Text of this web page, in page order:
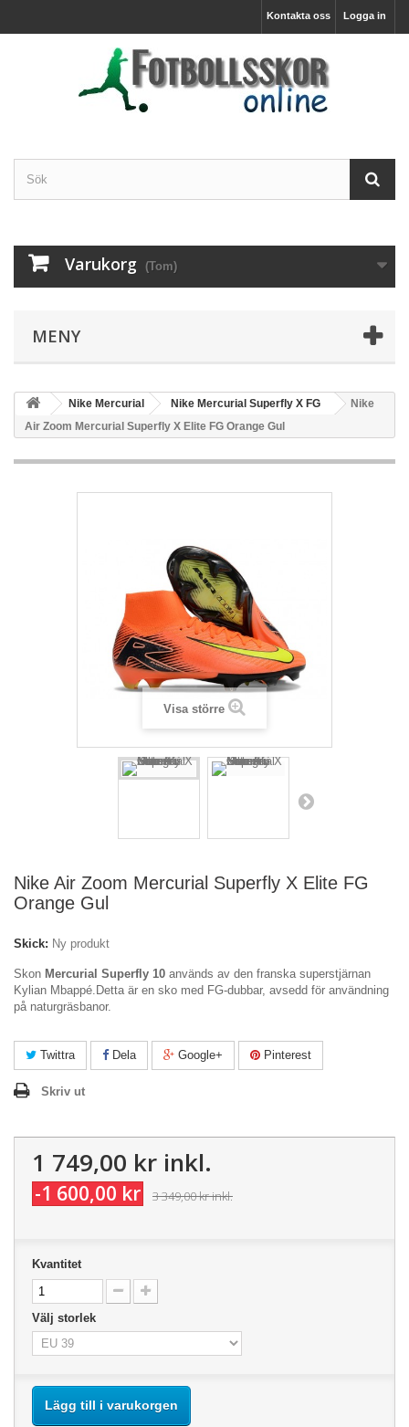
Logga in
Kontakta oss
Varukorg (Tom)
MENY
Nike Mercurial Nike Mercurial Superfly X FG
Nike
Air Zoom Mercurial Superfly X Elite FG Orange Gul
Visa större
Nike Air Zoom Mercurial Superfly X Elite FG
Orange Gul
Skick: Ny produkt
Skon Mercurial Superfly 10 används av den franska superstjärnan
Kylian Mbappé. Detta är en sko med FG-dubbar, avsedd för användning
på naturgräsbanor.
Twittra Dela Google+ Pinterest
Skriv ut
1 749,00 kr inkl.
-1 600,00 kr 3 349,00 krinkl.
Kvantitet
Välj storlek
Lägg till i varukorgen